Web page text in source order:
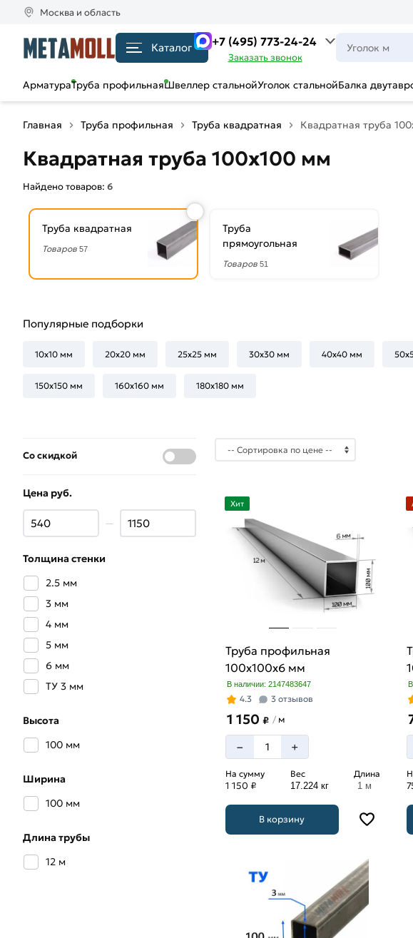
Москва и область
Каталог +7 (495) 773-24-24
Заказать звонок
АрматураТруба профильнаяШвеллер стальнойУголок стальнойБалка
Главная Труба профильная Труба квадратная Квадратная труба
Квадратная труба 100х100 мм
Найдено товаров: 6
Труба квадратная
Товаров 57
Труба
прямоугольная
Товаров 51
Популярные подборки
10х10 мм 20х20 мм 25х25 мм 30х30 мм 40х40 мм
150х150 мм 160х160 мм 180х180 мм
Со скидкой
Цена руб.
—
Толщина стенки
2.5 мм
3 мм
4 мм
5 мм
6 мм
ТУ 3 мм
Высота
100 мм
Ширина
100 мм
Длина трубы
12 м
Хит
Труба профильная
100х100х6 мм
В наличии: 2147483647
4.3 3 отзывов
1 150 ₽ /м
– +
На сумму
1 150 ₽
Вес
17.224 кг
Длина
1 м
В корзину